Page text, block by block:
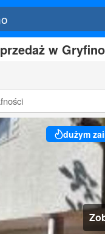
w Gryfino
dużym